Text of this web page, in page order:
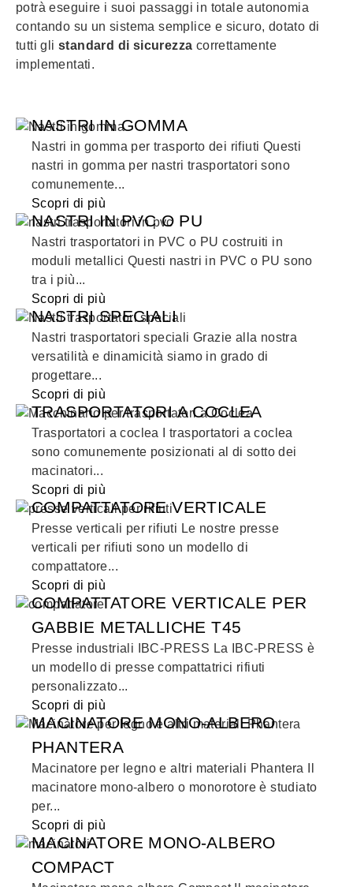
NASTRI IN GOMMA
Nastri in gomma per trasporto dei rifiuti Questi
nastri in gomma per nastri trasportatori sono
comunemente...
Scopri di più
NASTRI IN PVC O PU
Nastri trasportatori in PVC o PU costruiti in
moduli metallici Questi nastri in PVC o PU sono
tra i più...
Scopri di più
NASTRI SPECIALI
Nastri trasportatori speciali Grazie alla nostra
versatilità e dinamicità siamo in grado di
progettare...
Scopri di più
TRASPORTATORI A COCLEA
Trasportatori a coclea I trasportatori a coclea
sono comunemente posizionati al di sotto dei
macinatori...
Scopri di più
COMPATTATORE VERTICALE
Presse verticali per rifiuti Le nostre presse
verticali per rifiuti sono un modello di
compattatore...
Scopri di più
COMPATTATORE VERTICALE PER
GABBIE METALLICHE T45
Presse industriali IBC-PRESS La IBC-PRESS è
un modello di presse compattatrici rifiuti
personalizzato...
Scopri di più
MACINATORE MONO-ALBERO
PHANTERA
Macinatore per legno e altri materiali Phantera Il
macinatore mono-albero o monorotore è studiato
per...
Scopri di più
MACINATORE MONO-ALBERO
COMPACT
potrà eseguire i suoi passaggi in totale autonomia
contando su un sistema semplice e sicuro, dotato di
tutti gli standard di sicurezza correttamente
implementati.